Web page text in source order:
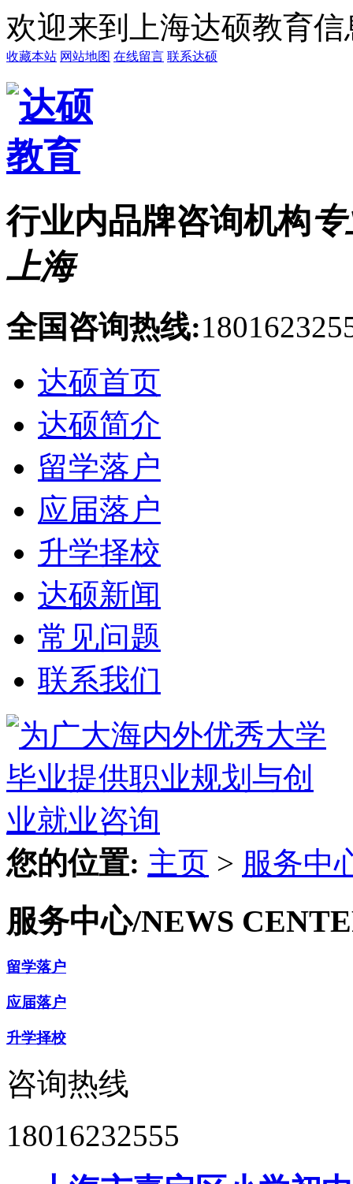
欢迎来到上海达硕教育
收藏本站 网站地图 在线留言 联系达硕
行业内品牌咨询机构
上海
全国咨询热线:
达硕首页
达硕简介
留学落户
应届落户
升学择校
达硕新闻
常见问题
联系我们
您的位置: 主页 > 服务中
服务中心/NEWS
留学落户
应届落户
升学择校
咨询热线
18016232555